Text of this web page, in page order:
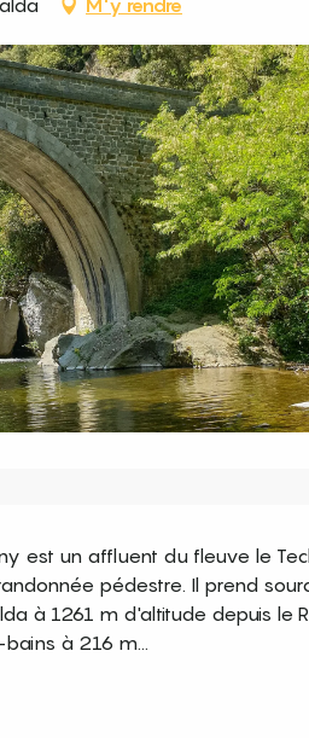
M'y rendre
est un affluent du fleuve le
pédestre. Il prend
à 1261 m d'altitude depuis le
à 216 m...